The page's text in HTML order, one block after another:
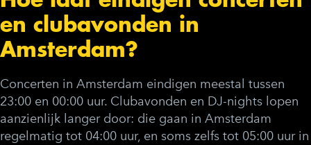
en clubavonden in
Amsterdam?
Concerten in Amsterdam eindigen meestal tussen
23:00 en 00:00 uur. Clubavonden en DJ-nights lopen
aanzienlijk langer door: die gaan in Amsterdam
regelmatig tot 04:00 uur, en soms zelfs tot 05:00 uur in